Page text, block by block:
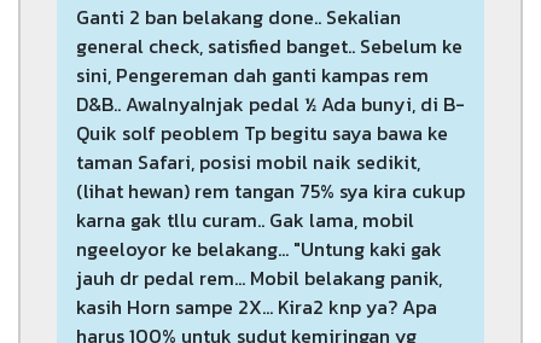
Ganti 2 ban belakang done.. Sekalian
general check, satisfied banget.. Sebelum ke
sini, Pengereman dah ganti kampas rem
D&B.. AwalnyaInjak pedal ½ Ada bunyi, di B-
Quik solf peoblem Tp begitu saya bawa ke
taman Safari, posisi mobil naik sedikit,
(lihat hewan) rem tangan 75% sya kira cukup
karna gak tllu curam.. Gak lama, mobil
ngeeloyor ke belakang... "Untung kaki gak
jauh dr pedal rem... Mobil belakang panik,
kasih Horn sampe 2X... Kira2 knp ya? Apa
harus 100% untuk sudut kemiringan yg